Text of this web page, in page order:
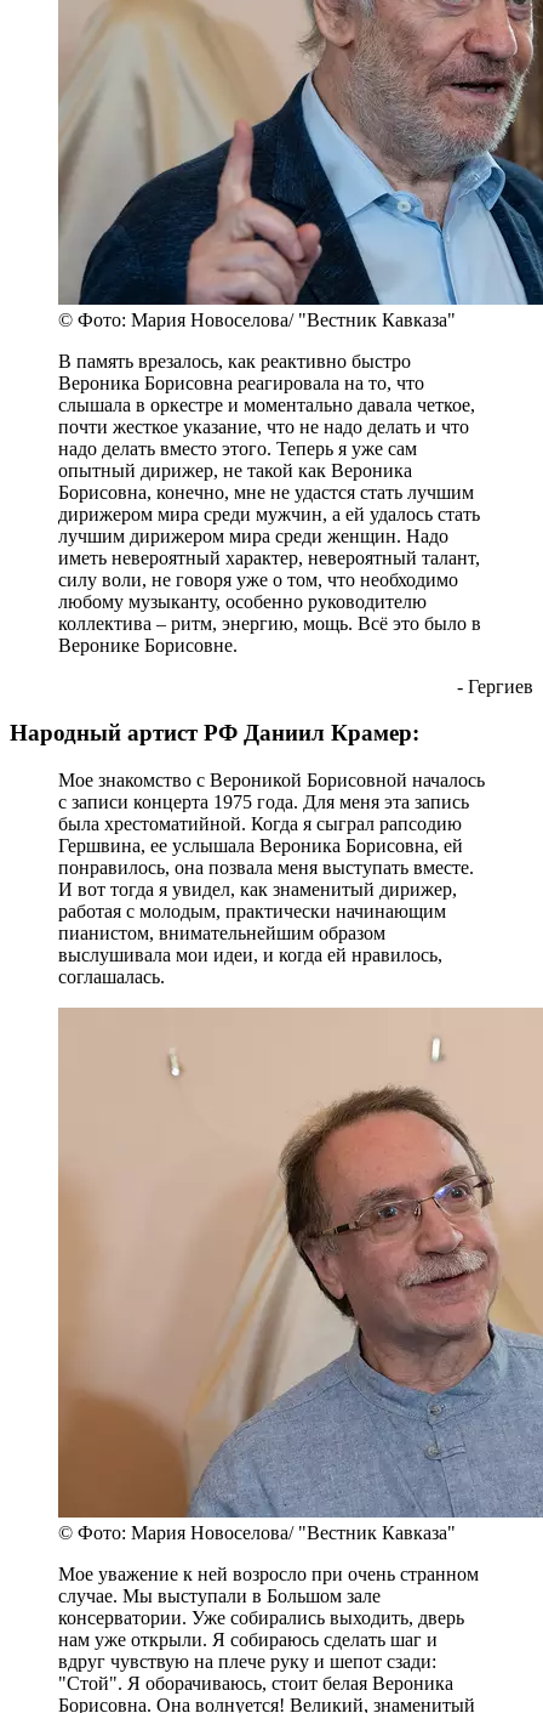
© Фото: Мария Новоселова/ "Вестник Кавказа"
В память врезалось, как реактивно быстро
Вероника Борисовна реагировала на то, что
слышала в оркестре и моментально давала четкое,
почти жесткое указание, что не надо делать и что
надо делать вместо этого. Теперь я уже сам
опытный дирижер, не такой как Вероника
Борисовна, конечно, мне не удастся стать лучшим
дирижером мира среди мужчин, а ей удалось стать
лучшим дирижером мира среди женщин. Надо
иметь невероятный характер, невероятный талант,
силу воли, не говоря уже о том, что необходимо
любому музыканту, особенно руководителю
коллектива – ритм, энергию, мощь. Всё это было в
Веронике Борисовне.
- Гергиев
Народный артист РФ Даниил Крамер:
Мое знакомство с Вероникой Борисовной началось
с записи концерта 1975 года. Для меня эта запись
была хрестоматийной. Когда я сыграл рапсодию
Гершвина, ее услышала Вероника Борисовна, ей
понравилось, она позвала меня выступать вместе.
И вот тогда я увидел, как знаменитый дирижер,
работая с молодым, практически начинающим
пианистом, внимательнейшим образом
выслушивала мои идеи, и когда ей нравилось,
соглашалась.
© Фото: Мария Новоселова/ "Вестник Кавказа"
Мое уважение к ней возросло при очень странном
случае. Мы выступали в Большом зале
консерватории. Уже собирались выходить, дверь
нам уже открыли. Я собираюсь сделать шаг и
вдруг чувствую на плече руку и шепот сзади:
"Стой". Я оборачиваюсь, стоит белая Вероника
Борисовна. Она волнуется! Великий, знаменитый